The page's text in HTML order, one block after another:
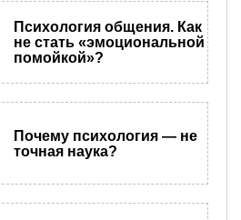
Психология общения. Как
не стать «эмоциональной
помойкой»?
Почему психология — не
точная наука?